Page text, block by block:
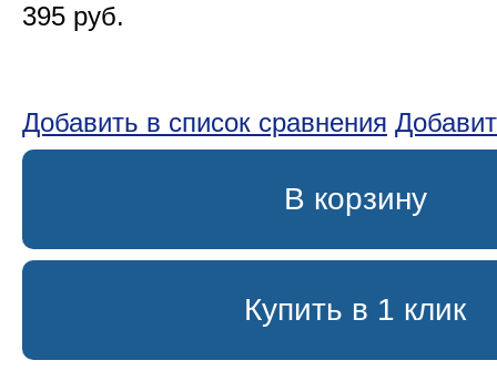
395 руб.
Добавить в список сравнения
В корзину
Купить в 1 клик